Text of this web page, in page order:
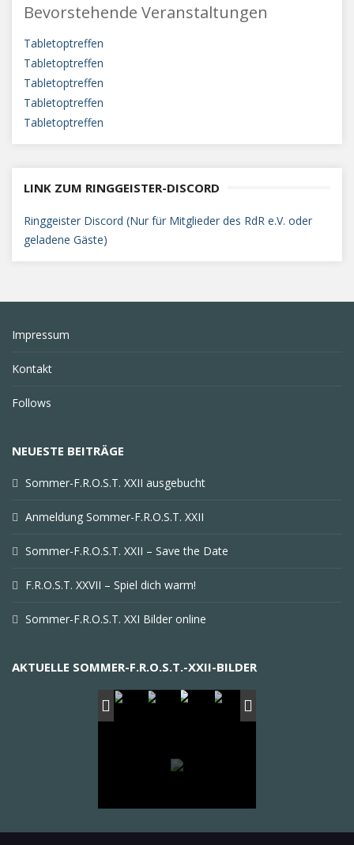
Bevorstehende Veranstaltungen
Tabletoptreffen
Tabletoptreffen
Tabletoptreffen
Tabletoptreffen
Tabletoptreffen
LINK ZUM RINGGEISTER-DISCORD
Ringgeister Discord (Nur für Mitglieder des RdR e.V. oder
geladene Gäste)
Impressum
Kontakt
Follows
NEUESTE BEITRÄGE
Sommer-F.R.O.S.T. XXII ausgebucht
Anmeldung Sommer-F.R.O.S.T. XXII
Sommer-F.R.O.S.T. XXII – Save the Date
F.R.O.S.T. XXVII – Spiel dich warm!
Sommer-F.R.O.S.T. XXI Bilder online
AKTUELLE SOMMER-F.R.O.S.T.-XXII-BILDER